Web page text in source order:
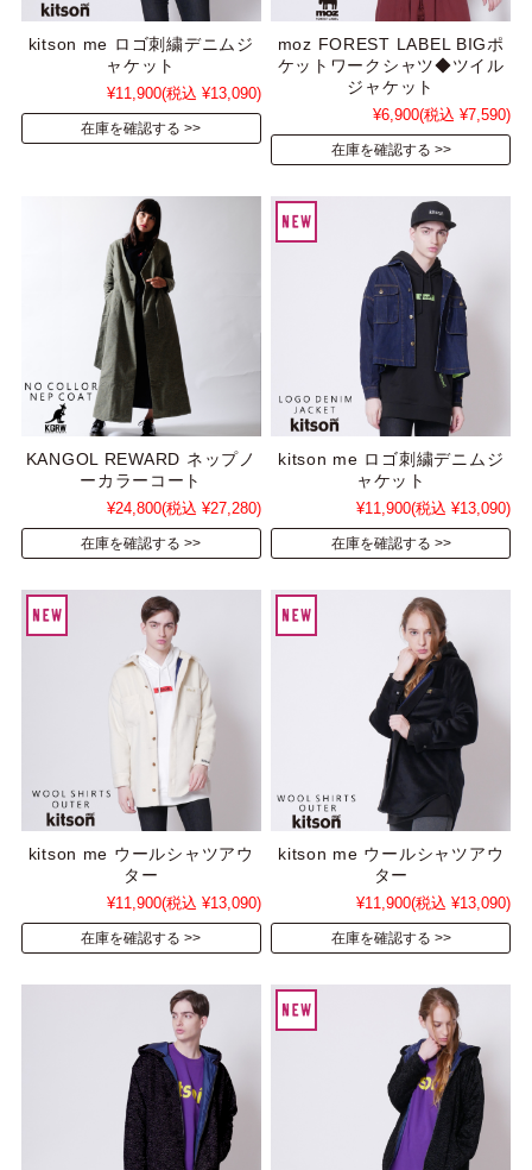
kitson me ロゴ刺繍デニムジ
ャケット
¥11,900(税込 ¥13,090)
在庫を確認する
moz FOREST LABEL BIGポ
ケットワークシャツ◆ツイル
ジャケット
¥6,900(税込 ¥7,590)
在庫を確認する
KANGOL REWARD ネップノ
ーカラーコート
¥24,800(税込 ¥27,280)
在庫を確認する
kitson me ロゴ刺繍デニムジ
ャケット
¥11,900(税込 ¥13,090)
在庫を確認する
kitson me ウールシャツアウ
ター
¥11,900(税込 ¥13,090)
在庫を確認する
kitson me ウールシャツアウ
ター
¥11,900(税込 ¥13,090)
在庫を確認する